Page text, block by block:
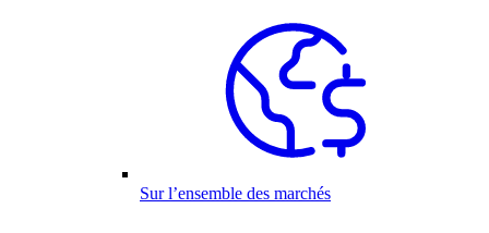
Sur l’ensemble des marchés